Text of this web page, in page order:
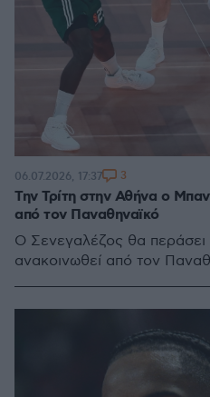
Την Τρίτη στην Αθήνα ο
από τον Παναθηναϊκό
Ο Σενεγαλέζος θα περάσει
ανακοινωθεί από τον
06.07.2026, 17:37 3